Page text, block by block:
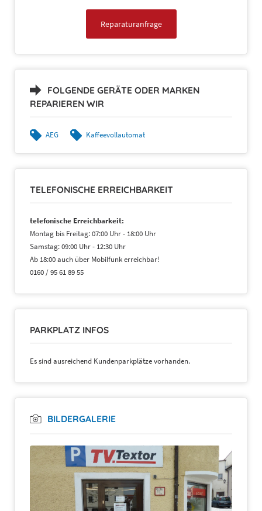
Reparaturanfrage
FOLGENDE GERÄTE ODER MARKEN
REPARIEREN WIR
AEG Kaffeevollautomat
TELEFONISCHE ERREICHBARKEIT
telefonische Erreichbarkeit:
Montag bis Freitag: 07:00 Uhr - 18:00 Uhr
Samstag: 09:00 Uhr - 12:30 Uhr
Ab 18:00 auch über Mobilfunk erreichbar!
0160 / 95 61 89 55
PARKPLATZ INFOS
Es sind ausreichend Kundenparkplätze vorhanden.
BILDERGALERIE